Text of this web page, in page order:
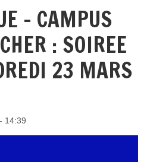
- CAMPUS
: SOIREE
23 MARS
14:39